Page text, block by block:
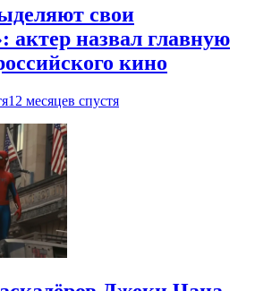
свои
актер назвал главную
кино
12 месяцев спустя